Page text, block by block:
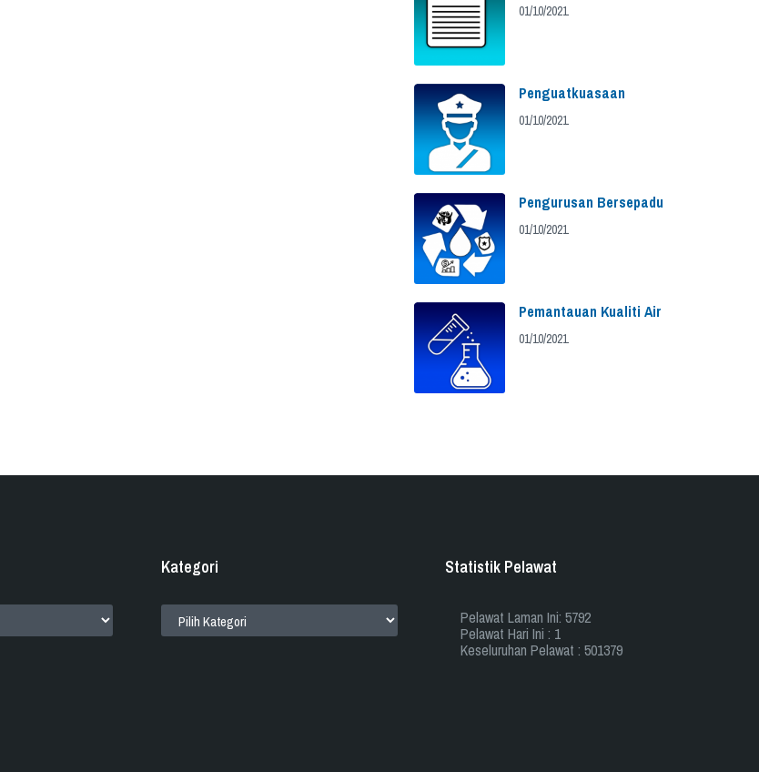
01/10/2021
Penguatkuasaan
01/10/2021
Pengurusan Bersepadu
01/10/2021
Pemantauan Kualiti Air
01/10/2021
Kategori Statistik Pelawat
Pelawat Laman Ini: 5792
Pelawat Hari Ini : 1
Keseluruhan Pelawat : 501379